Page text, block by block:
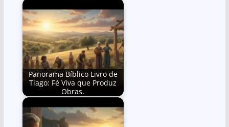
Panorama Bíblico Livro de
Tiago: Fé Viva que Produz
Obras.